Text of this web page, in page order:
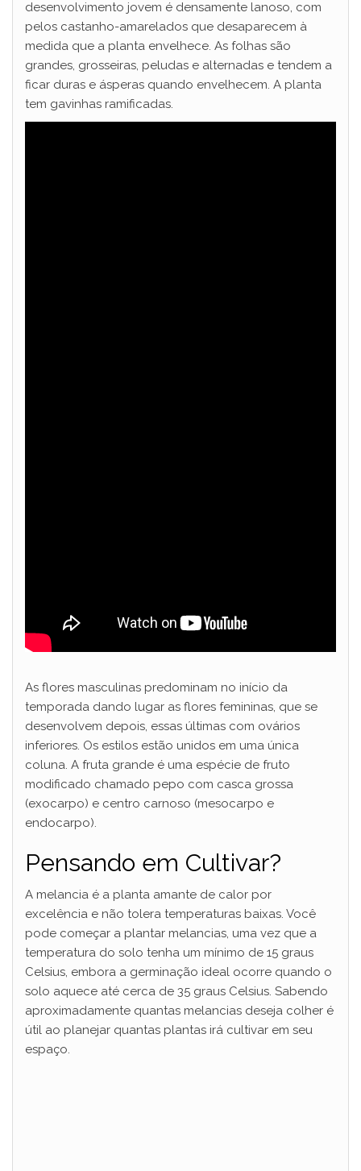
desenvolvimento jovem é densamente lanoso, com
pelos castanho-amarelados que desaparecem à
medida que a planta envelhece. As folhas são
grandes, grosseiras, peludas e alternadas e tendem a
ficar duras e ásperas quando envelhecem. A planta
tem gavinhas ramificadas.
As flores masculinas predominam no início da
temporada dando lugar as flores femininas, que se
desenvolvem depois, essas últimas com ovários
inferiores. Os estilos estão unidos em uma única
coluna. A fruta grande é uma espécie de fruto
modificado chamado pepo com casca grossa
(exocarpo) e centro carnoso (mesocarpo e
endocarpo).
Pensando em Cultivar?
A melancia é a planta amante de calor por
excelência e não tolera temperaturas baixas. Você
pode começar a plantar melancias, uma vez que a
temperatura do solo tenha um mínimo de 15 graus
Celsius, embora a germinação ideal ocorre quando o
solo aquece até cerca de 35 graus Celsius. Sabendo
aproximadamente quantas melancias deseja colher é
útil ao planejar quantas plantas irá cultivar em seu
espaço.